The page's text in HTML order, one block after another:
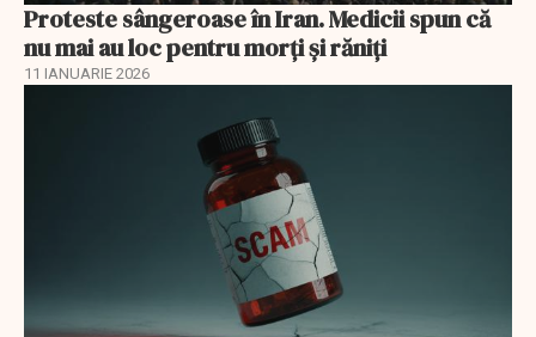
Proteste sângeroase în Iran. Medicii spun că
nu mai au loc pentru morți și răniți
11 IANUARIE 2026